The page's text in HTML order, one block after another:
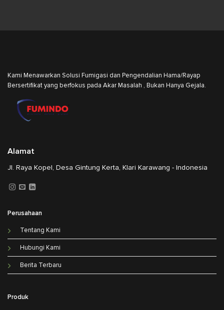
Kami Menawarkan Solusi Fumigasi dan Pengendalian Hama/Rayap
Bersertifikat yang berfokus pada Akar Masalah , Bukan Hanya Gejala.
Perusahaan
Tentang Kami
Hubungi Kami
Berita Terbaru
Produk
Alamat
Jl. Raya Kopel, Desa Gintung Kerta, Klari Karawang - Indonesia